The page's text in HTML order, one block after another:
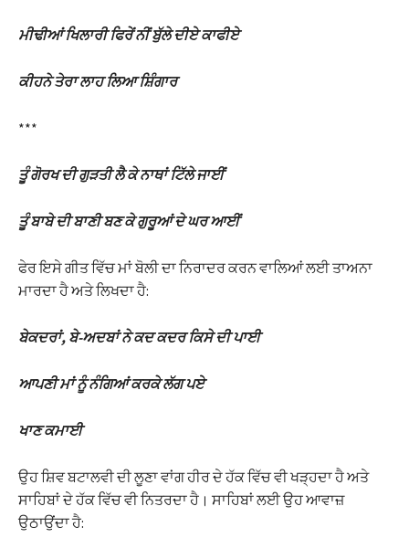
ਮੀਢੀਆਂ ਖਿਲਾਰੀ ਫਿਰੇਂ ਨੀਂ ਬੁੱਲੇ ਦੀਏ ਕਾਫੀਏ
ਕੀਹਨੇ ਤੇਰਾ ਲਾਹ ਲਿਆ ਸ਼ਿੰਗਾਰ
***
ਤੂੰ ਗੋਰਖ ਦੀ ਗੁੜਤੀ ਲੈ ਕੇ ਨਾਥਾਂ ਟਿੱਲੇ ਜਾਈਂ
ਤੂੰ ਬਾਬੇ ਦੀ ਬਾਣੀ ਬਣ ਕੇ ਗੁਰੂਆਂ ਦੇ ਘਰ ਆਈਂ
ਫੇਰ ਇਸੇ ਗੀਤ ਵਿੱਚ ਮਾਂ ਬੋਲੀ ਦਾ ਨਿਰਾਦਰ ਕਰਨ ਵਾਲਿਆਂ ਲਈ ਤਾਅਨਾ
ਮਾਰਦਾ ਹੈ ਅਤੇ ਲਿਖਦਾ ਹੈ:
ਬੇਕਦਰਾਂ, ਬੇ-ਅਦਬਾਂ ਨੇ ਕਦ ਕਦਰ ਕਿਸੇ ਦੀ ਪਾਈ
ਆਪਣੀ ਮਾਂ ਨੂੰ ਨੰਗਿਆਂ ਕਰਕੇ ਲੱਗ ਪਏ
ਖਾਣ ਕਮਾਈ
ਉਹ ਸ਼ਿਵ ਬਟਾਲਵੀ ਦੀ ਲੂਣਾ ਵਾਂਗ ਹੀਰ ਦੇ ਹੱਕ ਵਿੱਚ ਵੀ ਖੜ੍ਹਦਾ ਹੈ ਅਤੇ
ਸਾਹਿਬਾਂ ਦੇ ਹੱਕ ਵਿੱਚ ਵੀ ਨਿਤਰਦਾ ਹੈ। ਸਾਹਿਬਾਂ ਲਈ ਉਹ ਆਵਾਜ਼
ਉਠਾਉਂਦਾ ਹੈ: